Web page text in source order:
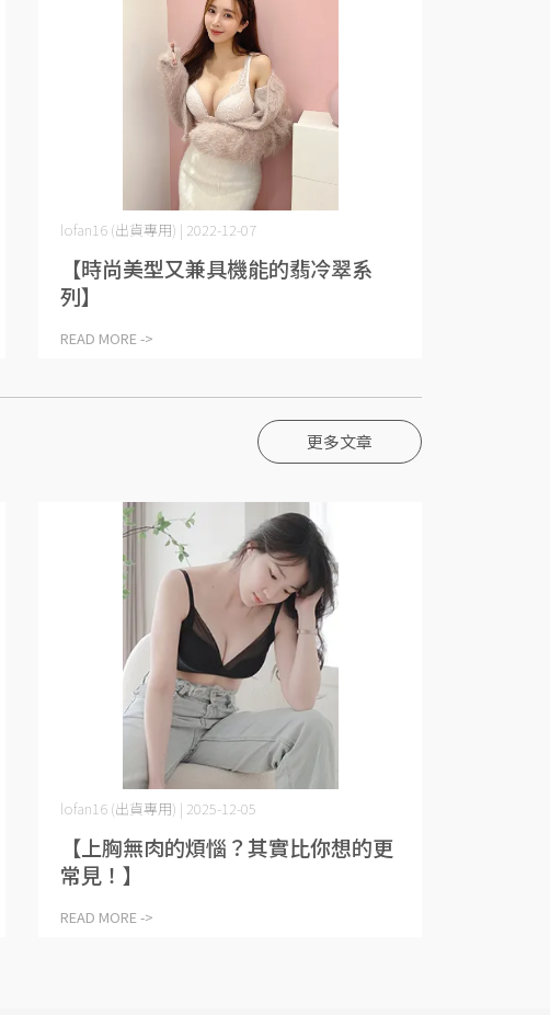
lofan16 (出貨專用) | 2022-12-07
【時尚美型又兼具機能的翡冷翠系
列】
READ MORE ->
更多文章
lofan16 (出貨專用) | 2025-12-05
【上胸無肉的煩惱？其實比你想的更
常見！】
READ MORE ->